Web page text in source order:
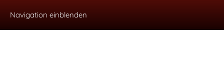
Navigation einblenden